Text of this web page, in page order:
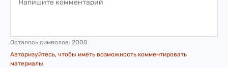
Осталось символов: 2000
Авторизуйтесь, чтобы иметь возможность комментировать
материалы